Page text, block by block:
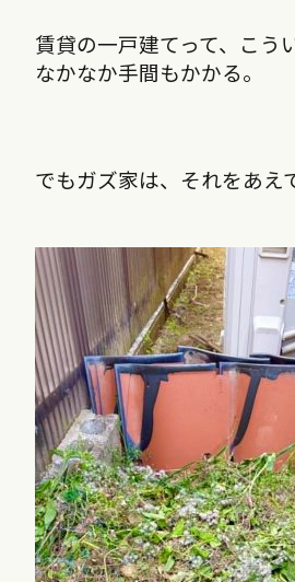
賃貸の一戸建てって、こう
なかなか手間もかかる。
でもガズ家は、それをあ